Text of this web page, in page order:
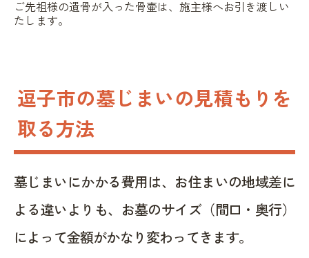
ご先祖様の遺骨が入った骨壷は、施主様へお引き渡しい
たします。
逗子市の墓じまいの見積もりを
取る方法
墓じまいにかかる費用は、お住まいの地域差に
よる違いよりも、お墓のサイズ（間口・奥行）
によって金額がかなり変わってきます。